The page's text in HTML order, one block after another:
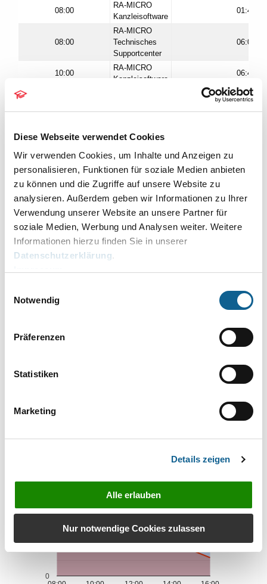
Diese Webseite verwendet Cookies
Wir verwenden Cookies, um Inhalte und Anzeigen zu
personalisieren, Funktionen für soziale Medien anbieten
zu können und die Zugriffe auf unsere Website zu
analysieren. Außerdem geben wir Informationen zu Ihrer
Verwendung unserer Website an unsere Partner für
soziale Medien, Werbung und Analysen weiter. Weitere
Informationen hierzu finden Sie in unserer
Datenschutzerklärung.
Notwendig
Präferenzen
Statistiken
Marketing
Details zeigen
Alle erlauben
Nur notwendige Cookies zulassen
08:00
RA-MICRO
Kanzleisoftware
01:46
08:00
RA-MICRO
Technisches
Supportcenter
06:09
10:00
RA-MICRO
Kanzleisoftware
06:47
08:45
12:00
Kanzleisoftware
12:00
RA-MICRO
Technisches
Supportcenter
08:54
14:00
RA-MICRO
Kanzleisoftware
05:13
14:00
RA-MICRO
Technisches
Supportcenter
10:27
16:00
RA-MICRO
00:43
0
10
20
30
Supportanfragen